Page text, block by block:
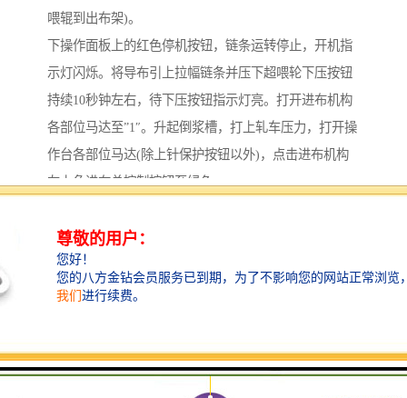
喂辊到出布架)。
下操作面板上的红色停机按钮，链条运转停止，开机指
示灯闪烁。将导布引上拉幅链条并压下超喂轮下压按钮
持续10秒钟左右，待下压按钮指示灯亮。打开进布机构
各部位马达至”1″。升起倒浆槽，打上轧车压力，打开操
作台各部位马达(除上针保护按钮以外)，点击进布机构
左上角进布总控制按钮至绿色。
华工料并放入倒浆槽(排掉前20L)。根据要加工的布的组
织状况及工艺要求落布卷装或者车装。设定各部分的参
数，根据要加工的布的纬斜情况预设整纬器中快/中慢，
认，点击加速按钮车速自动增至工艺要求车速。